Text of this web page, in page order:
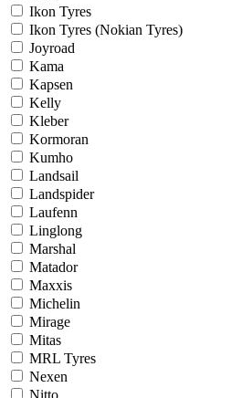
Ikon Tyres
Ikon Tyres (Nokian Tyres)
Joyroad
Kama
Kapsen
Kelly
Kleber
Kormoran
Kumho
Landsail
Landspider
Laufenn
Linglong
Marshal
Matador
Maxxis
Michelin
Mirage
Mitas
MRL Tyres
Nexen
Nitto